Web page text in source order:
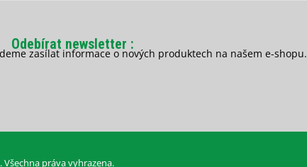
Odebírat newsletter
zasílat informace o nových produktech na našem e-shopu.
. Všechna práva vyhrazena.